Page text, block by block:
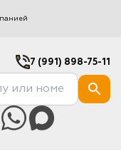
7 (991) 898-75-11